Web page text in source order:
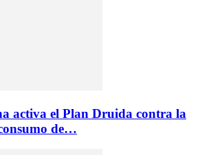
activa el Plan Druida contra la
de…